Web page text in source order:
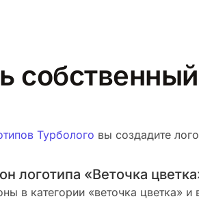
Турболого вы создадите
логотипа «Веточка
в категории «веточка цветка» и